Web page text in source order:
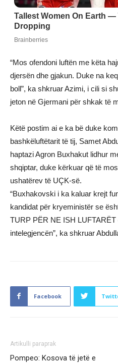
“Mos ofendoni luftën me këta
djersën dhe gjakun. Duke na
boll”, ka shkruar Azimi, i cili si
jeton në Gjermani për shkak të
Këtë postim ai e ka bë duke
bashkëluftëtarit të tij, Samet
haptazi Agron Buxhakut lidhur
shqiptar, duke kërkuar që të
ushatërev të UÇK-së.
“Buxhakovski i ka kaluar krejt
kandidat për kryeministër se
TURP PËR NE ISH
intelegjencën”, ka shkruar
Facebook
Artikulli paraprak
Pompeo: Kosova të jetë e